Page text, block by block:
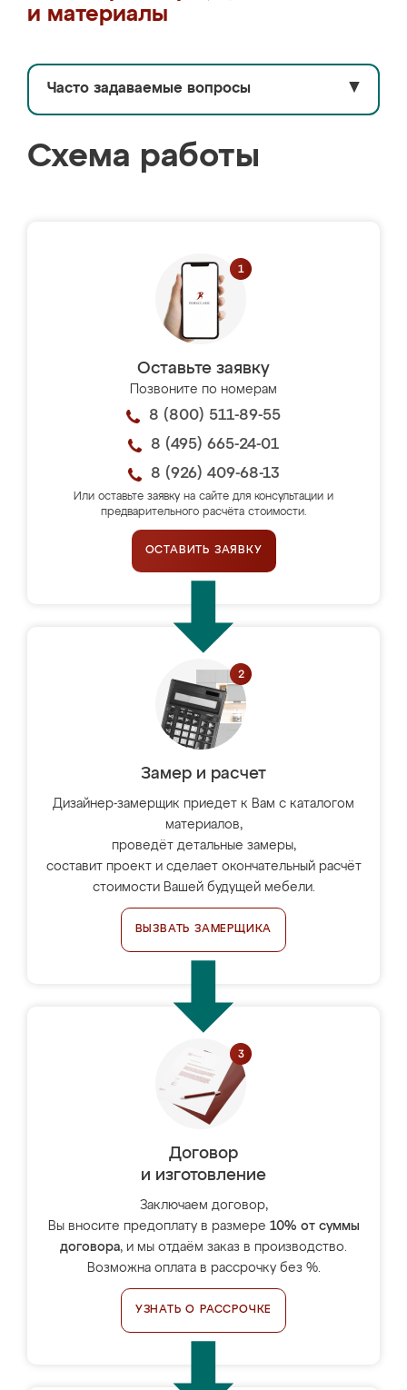
и материалы
Часто задаваемые вопросы ▼
Схема работы
Оставьте заявку
Позвоните по номерам
8 (800) 511-89-55
8 (495) 665-24-01
8 (926) 409-68-13
Или оставьте заявку на сайте для консультации и
предварительного расчёта стоимости.
ОСТАВИТЬ ЗАЯВКУ
Замер и расчет
Дизайнер-замерщик приедет к Вам с каталогом
материалов,
проведёт детальные замеры,
составит проект и сделает окончательный расчёт
стоимости Вашей будущей мебели.
ВЫЗВАТЬ ЗАМЕРЩИКА
Договор
и изготовление
Заключаем договор,
Вы вносите предоплату в размере 10% от суммы
договора, и мы отдаём заказ в производство.
Возможна оплата в рассрочку без %.
УЗНАТЬ О РАССРОЧКЕ